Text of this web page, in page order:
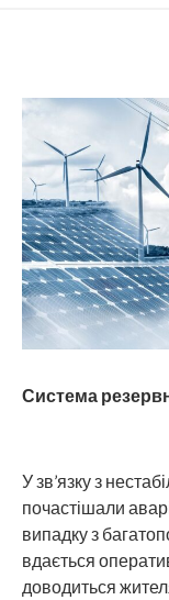
Система
У зв’язку з
почастішали
випадку з
вдається
доводиться